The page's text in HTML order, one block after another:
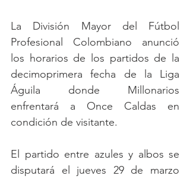
La División Mayor del Fútbol
Profesional Colombiano anunció
los horarios de los partidos de la
decimoprimera fecha de la Liga
Águila donde Millonarios
enfrentará a Once Caldas en
condición de visitante.
El partido entre azules y albos se
disputará el jueves 29 de marzo